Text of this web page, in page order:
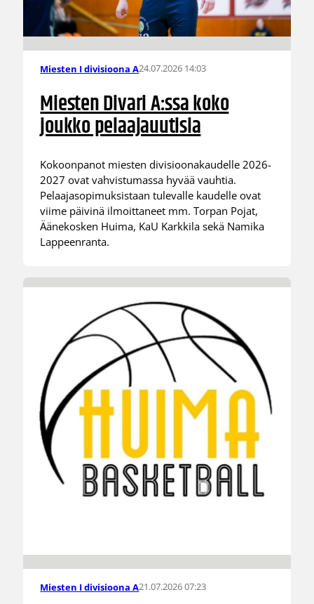
Miesten I divisioona A24.07.2026 14:03
Miesten Divari A:ssa koko
joukko pelaajauutisia
Kokoonpanot miesten divisioonakaudelle 2026-
2027 ovat vahvistumassa hyvää vauhtia.
Pelaajasopimuksistaan tulevalle kaudelle ovat
viime päivinä ilmoittaneet mm. Torpan Pojat,
Äänekosken Huima, KaU Karkkila sekä Namika
Lappeenranta.
Miesten I divisioona A21.07.2026 07:23